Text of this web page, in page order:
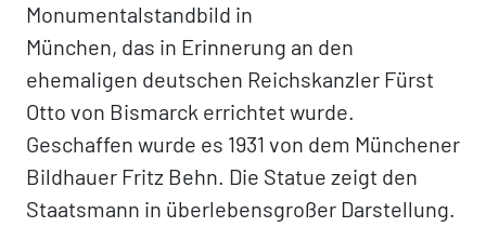
Monumentalstandbild in
München, das in Erinnerung an den
ehemaligen deutschen Reichskanzler Fürst
Otto von Bismarck errichtet wurde.
Geschaffen wurde es 1931 von dem Münchener
Bildhauer Fritz Behn. Die Statue zeigt den
Staatsmann in überlebensgroßer Darstellung.